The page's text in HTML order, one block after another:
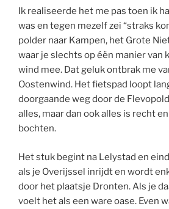
Ik realiseerde het me pas toen ik
was en tegen mezelf zei “straks
polder naar Kampen, het Grote
waar je slechts op éën manier van
wind mee. Dat geluk ontbrak me
Oostenwind. Het fietspad loopt
doorgaande weg door de
alles, maar dan ook alles is recht
bochten.
Het stuk begint na Lelystad en
als je Overijssel inrijdt en wordt
door het plaatsje Dronten. Als je
voelt het als een ware oase. Even